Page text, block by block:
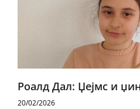
Роалд Дал: Џејмс и
20/02/2026